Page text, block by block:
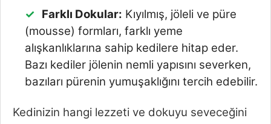
Farklı Dokular: Kıyılmış, jöleli ve püre
(mousse) formları, farklı yeme
alışkanlıklarına sahip kedilere hitap eder.
Bazı kediler jölenin nemli yapısını severken,
bazıları pürenin yumuşaklığını tercih edebilir.
Kedinizin hangi lezzeti ve dokuyu seveceğini